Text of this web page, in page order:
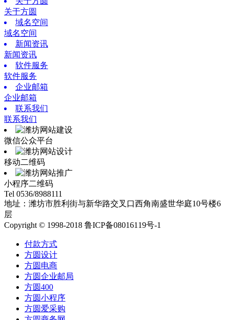
关于方圆
域名空间
域名空间
新闻资讯
新闻资讯
软件服务
软件服务
企业邮箱
企业邮箱
联系我们
联系我们
微信公众平台
移动二维码
小程序二维码
Tel 0536/8988111
地址：潍坊市胜利街与新华路交叉口西角南盛世华庭10号楼6
层
Copyright © 1998-2018 鲁ICP备08016119号-1
付款方式
方圆设计
方圆电商
方圆企业邮局
方圆400
方圆小程序
方圆爱采购